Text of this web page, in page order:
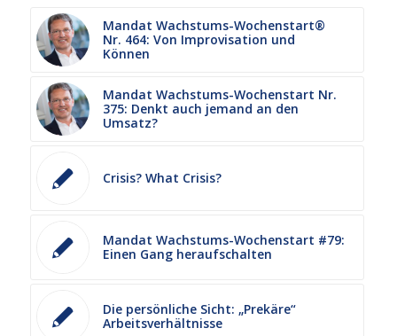
Mandat Wachstums-Wochenstart®
Nr. 464: Von Improvisation und
Können
Mandat Wachstums-Wochenstart Nr.
375: Denkt auch jemand an den
Umsatz?
Crisis? What Crisis?
Mandat Wachstums-Wochenstart #79:
Einen Gang heraufschalten
Die persönliche Sicht: „Prekäre“
Arbeitsverhältnisse